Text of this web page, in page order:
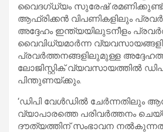
വൈദഗ്ധ്യം സുരേഷ് രമണിക്കുണ്ട്.
ആഫ്രിക്കന്‍ വിപണികളിലും
അദ്ദേഹം ഇന്ത്യയിലുടനീളം
വൈവിധ്യമാര്‍ന്ന
പ്രവര്‍ത്തനങ്ങളിലുമുള്ള
ലോജിസ്റ്റിക് വ്യവസായത്തില്‍
പിന്തുണയ്ക്കും.
‘ഡിപി വേള്‍ഡില്‍ ചേര്‍ന്നതിലും
വ്യാപാരത്തെ പരിവര്‍ത്തനം
ദൗത്യത്തിന് സംഭാവന